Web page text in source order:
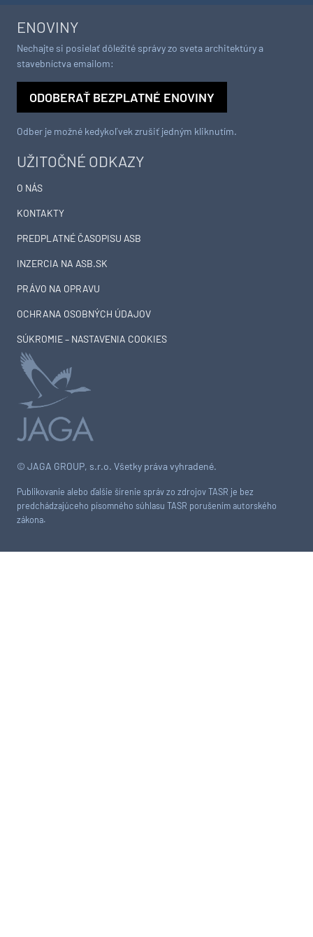
© JAGA GROUP, s.r.o. Všetky práva vyhradené.
Publikovanie alebo ďalšie šírenie správ zo zdrojov TASR je bez
predchádzajúceho písomného súhlasu TASR porušením autorského
zákona.
UŽITOČNÉ ODKAZY
O NÁS
KONTAKTY
PREDPLATNÉ ČASOPISU ASB
INZERCIA NA ASB.SK
PRÁVO NA OPRAVU
OCHRANA OSOBNÝCH ÚDAJOV
SÚKROMIE – NASTAVENIA COOKIES
ENOVINY
Nechajte si posielať dôležité správy zo sveta architektúry a
stavebníctva emailom:
ODOBERAŤ BEZPLATNÉ ENOVINY
Odber je možné kedykoľvek zrušiť jedným kliknutím.